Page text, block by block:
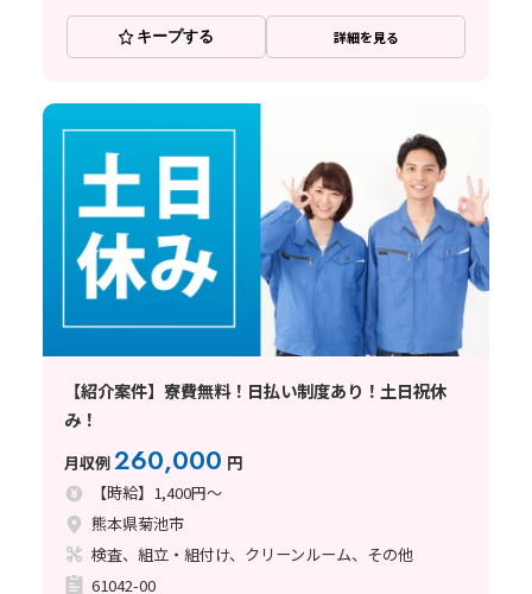
キープする 詳細を見る
【紹介案件】寮費無料！日払い制度あり！土日祝休
み！
月収例260,000 円
【時給】1,400円～
熊本県菊池市
検査、組立・組付け、クリーンルーム、その他
61042-00